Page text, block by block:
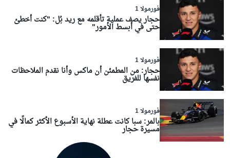
فورمولا 1
حجار يصف عملية تأقلمه مع ريد بُل: "كنت أخطئ
حتى في أبسط الأمور"
فورمولا 1
حجار: من المطمئن أن ماكس وأنا نقدم الملاحظات
نفسها للفريق
فورمولا 1
بالمر: سبا كانت عطلة نهاية الأسبوع الأكثر كمالًا في
مسيرة حجار